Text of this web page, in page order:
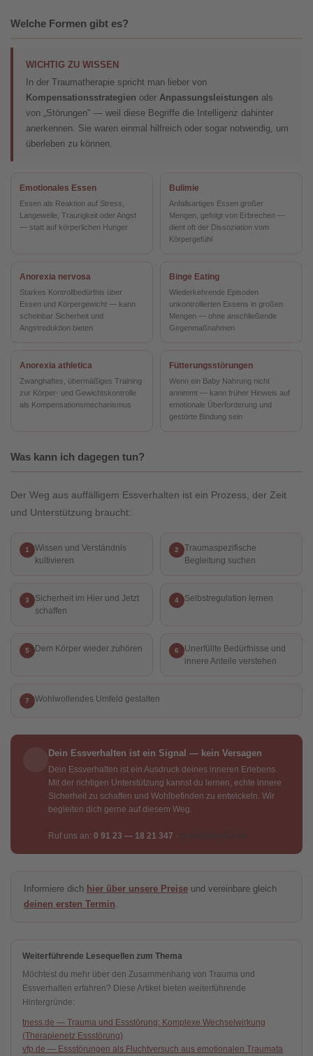
Welche Formen gibt es?
WICHTIG ZU WISSEN
In der Traumatherapie spricht man lieber von
Kompensationsstrategien oder Anpassungsleistungen als
von „Störungen" — weil diese Begriffe die Intelligenz dahinter
anerkennen. Sie waren einmal hilfreich oder sogar notwendig, um
überleben zu können.
Emotionales Essen
Essen als Reaktion auf Stress,
Langeweile, Traurigkeit oder Angst
— statt auf körperlichen Hunger
Bulimie
Anfallsartiges Essen großer
Mengen, gefolgt von Erbrechen —
dient oft der Dissoziation vom
Körpergefühl
Anorexia nervosa
Starkes Kontrollbedürfnis über
Essen und Körpergewicht — kann
scheinbar Sicherheit und
Angstreduktion bieten
Binge Eating
Wiederkehrende Episoden
unkontrollierten Essens in großen
Mengen — ohne anschließende
Gegenmaßnahmen
Anorexia athletica
Zwanghaftes, übermäßiges Training
zur Körper- und Gewichtskontrolle
als Kompensationsmechanismus
Fütterungsstörungen
Wenn ein Baby Nahrung nicht
annimmt — kann früher Hinweis auf
emotionale Überforderung und
gestörte Bindung sein
Was kann ich dagegen tun?
Der Weg aus auffälligem Essverhalten ist ein Prozess, der Zeit
und Unterstützung braucht:
1
Wissen und Verständnis
kultivieren
2
Traumaspezifische
Begleitung suchen
3
Sicherheit im Hier und Jetzt
schaffen
4 Selbstregulation lernen
5 Dem Körper wieder zuhören 6
Unerfüllte Bedürfnisse und
innere Anteile verstehen
7 Wohlwollendes Umfeld gestalten
Dein Essverhalten ist ein Signal — kein Versagen
Dein Essverhalten ist ein Ausdruck deines inneren Erlebens.
Mit der richtigen Unterstützung kannst du lernen, echte innere
Sicherheit zu schaffen und Wohlbefinden zu entwickeln. Wir
begleiten dich gerne auf diesem Weg.
Ruf uns an: 0 91 23 — 18 21 347 · praxis@myflux.de
Informiere dich hier über unsere Preise und vereinbare gleich
deinen ersten Termin.
Weiterführende Lesequellen zum Thema
Möchtest du mehr über den Zusammenhang von Trauma und
Essverhalten erfahren? Diese Artikel bieten weiterführende
Hintergründe:
tness.de — Trauma und Essstörung: Komplexe Wechselwirkung
(Therapienetz Essstörung)
vfp.de — Essstörungen als Fluchtversuch aus emotionalen Traumata